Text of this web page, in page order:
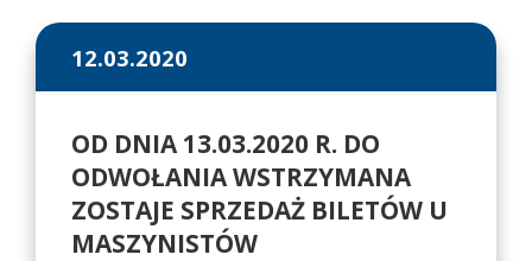
12.03.2020
OD DNIA 13.03.2020 R. DO
ODWOŁANIA WSTRZYMANA
ZOSTAJE SPRZEDAŻ BILETÓW U
MASZYNISTÓW